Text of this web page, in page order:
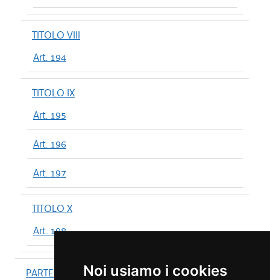
Noi usiamo i cookies
TITOLO VIII
Art. 194
TITOLO IX
Art. 195
Art. 196
Art. 197
TITOLO X
Art. 198
PARTE IV